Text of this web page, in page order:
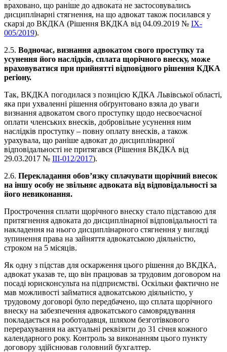
враховано, що раніше до адвоката не застосовувались
дисциплінарні стягнення, на що адвокат також посилався у
скарзі до ВКДКА (Рішення ВКДКА від 04.09.2019 № IX-
005/2019).
2.5. Водночас, визнання адвокатом свого проступку та
усунення його наслідків, сплата щорічного внеску, може
враховуватися при прийнятті відповідного рішення КДКА
регіону.
Так, ВКДКА погодилася з позицією КДКА Львівської області,
яка при ухваленні рішення обґрунтовано взяла до уваги
визнання адвокатом свого проступку щодо несвоєчасної
оплати членських внесків, добровільне усунення ним
наслідків проступку – повну оплату внесків, а також
урахувала, що раніше адвокат до дисциплінарної
відповідальності не притягався (Рішення ВКДКА від
29.03.2017 № III-012/2017).
2.6. Перекладання обов’язку сплачувати щорічний внесок
на іншу особу не звільняє адвоката від відповідальності за
його невиконання.
Прострочення сплати щорічного внеску стало підставою для
притягнення адвоката до дисциплінарної відповідальності та
накладення на нього дисциплінарного стягнення у вигляді
зупинення права на зайняття адвокатською діяльністю,
строком на 5 місяців.
Як одну з підстав для оскарження цього рішення до ВКДКА,
адвокат указав те, що він працював за трудовим договором на
посаді юрисконсульта на підприємстві. Оскільки фактично не
мав можливості займатися адвокатською діяльністю, у
трудовому договорі було передбачено, що сплата щорічного
внеску на забезпечення адвокатського самоврядування
покладається на роботодавця, шляхом безготівкового
перерахування на актуальні реквізити до 31 січня кожного
календарного року. Контроль за виконанням цього пункту
договору здійснював головний бухгалтер.